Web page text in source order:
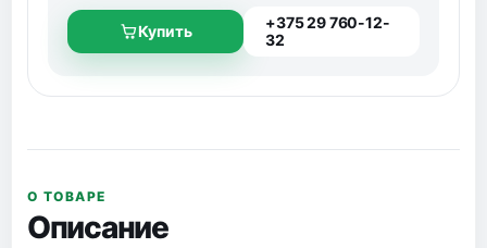
Купить
+375 29 760-12-
32
О ТОВАРЕ
Описание